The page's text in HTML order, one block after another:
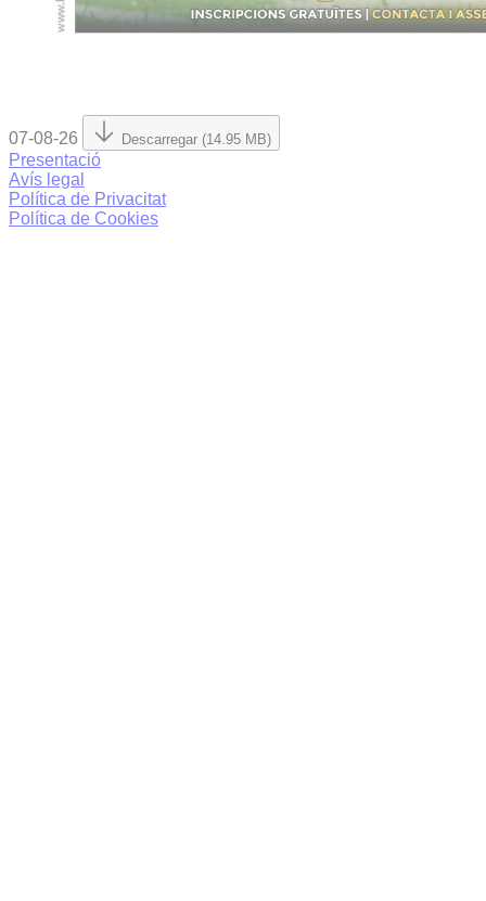
07-08-26 Descarregar (14.95 MB)
Presentació
Avís legal
Política de Privacitat
Política de Cookies